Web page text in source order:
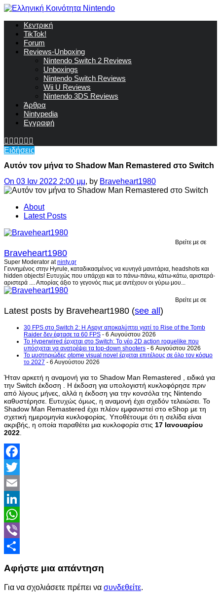
Κεντρική
TikTok!
Forum
Reviews-Unboxing
Nintendo Switch 2 Reviews
Unboxings
Nintendo Switch Reviews
Wii U Reviews
Nintendo 3DS Reviews
Άρθρα
Nintypedia
Εγγραφή
Ειδήσεις
Αυτόν τον μήνα το Shadow Man Remastered στο Switch
On 03 Ιαν 2022 2:00 μμ, by Braveheart1980
About
Latest Posts
Βρείτε με σε
Braveheart1980
Super Moderator atninty.gr
Γεννημένος στην Hyrule, καταδικασμένος να κυνηγά μανιτάρια, headshots και
hidden objects! Ευτυχώς που υπάρχει και το πάνω-πάνω, κάτω-κάτω, αριστερά-
αριστερά .... Απορίας άξιο το γεγονός πως με αντέχουν οι γύρω μου...
Βρείτε με σε
Latest posts by Braveheart1980 (see all)
30 FPS στο Switch 2: Η Aspyr αποκαλύπτει γιατί το Rise of the Tomb
Raider δεν έφτασε τα 60 FPS - 6 Αυγούστου 2026
Το Hyperwired έρχεται στο Switch: Το νέο 2D action roguelike που
υπόσχεται να ανατρέψει τα top-down shooters - 6 Αυγούστου 2026
Το μυστηριώδες otome visual novel έρχεται επιτέλους σε όλο τον κόσμο
το 2027 - 6 Αυγούστου 2026
Ήταν αρκετή η αναμονή για το Shadow Man Remastered , ειδικά για
την Switch έκδοση . Η έκδοση για υπολογιστή κυκλοφόρησε πριν
από λίγους μήνες, αλλά η έκδοση για την κονσόλα της Nintendo
καθυστέρησε. Ευτυχώς όμως, η αναμονή έχει σχεδόν τελειώσει. Το
Shadow Man Remastered έχει πλέον εμφανιστεί στο eShop με τη
σχετική ημερομηνία κυκλοφορίας. Υποθέτουμε ότι η σελίδα είναι
ακριβής, η οποία παραθέτει μια κυκλοφορία στις 17 Ιανουαρίου
2022
Facebook
Twitter
Email
LinkedIn
WhatsApp
Viber
Αφήστε μια απάντηση
Για να σχολιάσετε πρέπει να συνδεθείτε.